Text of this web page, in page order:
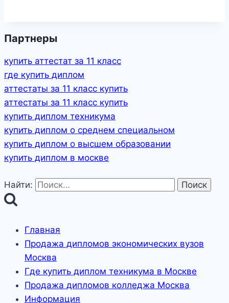
Партнеры
купить аттестат за 11 класс
где купить диплом
аттестаты за 11 класс купить
аттестаты за 11 класс купить
купить диплом техникума
купить диплом о среднем специальном
купить диплом о высшем образовании
купить диплом в москве
Найти:
Главная
Продажа дипломов экономических вузов
Москва
Где купить диплом техникума в Москве
Продажа дипломов колледжа Москва
Информация